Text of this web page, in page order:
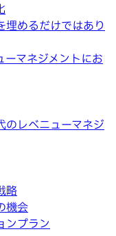
埋めるだけではあり
マネジメントにお
のレベニューマネジ
略
機会
ンプラン